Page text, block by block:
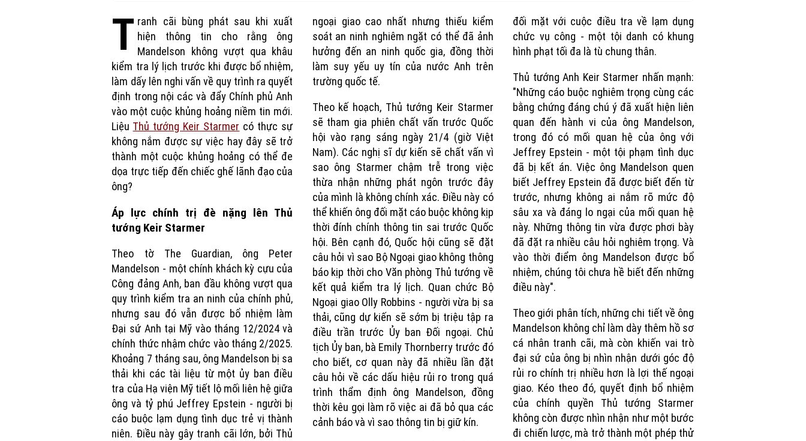
Time
T ranh cãi bùng phát sau khi xuất
hiện thông tin cho rằng ông
Mandelson không vượt qua khâu
kiểm tra lý lịch trước khi được bổ nhiệm,
làm dấy lên nghi vấn về quy trình ra quyết
định trong nội các và đẩy Chính phủ Anh
vào một cuộc khủng hoảng niềm tin mới.
Liệu Thủ tướng Keir Starmer có thực sự
không nắm được sự việc hay đây sẽ trở
thành một cuộc khủng hoảng có thể đe
dọa trực tiếp đến chiếc ghế lãnh đạo của
ông?
Áp lực chính trị đè nặng lên Thủ
tướng Keir Starmer
Theo tờ The Guardian, ông Peter
Mandelson - một chính khách kỳ cựu của
Công đảng Anh, ban đầu không vượt qua
quy trình kiểm tra an ninh của chính phủ,
nhưng sau đó vẫn được bổ nhiệm làm
Đại sứ Anh tại Mỹ vào tháng 12/2024 và
chính thức nhậm chức vào tháng 2/2025.
Khoảng 7 tháng sau, ông Mandelson bị sa
thải khi các tài liệu từ một ủy ban điều
tra của Hạ viện Mỹ tiết lộ mối liên hệ giữa
ông và tỷ phú Jeffrey Epstein - người bị
cáo buộc lạm dụng tình dục trẻ vị thành
niên. Điều này gây tranh cãi lớn, bởi Thủ
ngoại giao cao nhất nhưng thiếu kiểm
soát an ninh nghiêm ngặt có thể đã ảnh
hưởng đến an ninh quốc gia, đồng thời
làm suy yếu uy tín của nước Anh trên
trường quốc tế.
Theo kế hoạch, Thủ tướng Keir Starmer
sẽ tham gia phiên chất vấn trước Quốc
hội vào rạng sáng ngày 21/4 (giờ Việt
Nam). Các nghị sĩ dự kiến sẽ chất vấn vì
sao ông Starmer chậm trễ trong việc
thừa nhận những phát ngôn trước đây
của mình là không chính xác. Điều này có
thể khiến ông đối mặt cáo buộc không kịp
thời đính chính thông tin sai trước Quốc
hội. Bên cạnh đó, Quốc hội cũng sẽ đặt
câu hỏi vì sao Bộ Ngoại giao không thông
báo kịp thời cho Văn phòng Thủ tướng về
kết quả kiểm tra lý lịch. Quan chức Bộ
Ngoại giao Olly Robbins - người vừa bị sa
thải, cũng dự kiến sẽ sớm bị triệu tập ra
điều trần trước Ủy ban Đối ngoại. Chủ
tịch Ủy ban, bà Emily Thornberry trước đó
cho biết, cơ quan này đã nhiều lần đặt
câu hỏi về các dấu hiệu rủi ro trong quá
trình thẩm định ông Mandelson, đồng
thời kêu gọi làm rõ việc ai đã bỏ qua các
cảnh báo và vì sao thông tin bị giữ kín.
đối mặt với cuộc điều tra về lạm dụng
chức vụ công - một tội danh có khung
hình phạt tối đa là tù chung thân.
Thủ tướng Anh Keir Starmer nhấn mạnh:
"Những cáo buộc nghiêm trọng cùng các
bằng chứng đáng chú ý đã xuất hiện liên
quan đến hành vi của ông Mandelson,
trong đó có mối quan hệ của ông với
Jeffrey Epstein - một tội phạm tình dục
đã bị kết án. Việc ông Mandelson quen
biết Jeffrey Epstein đã được biết đến từ
trước, nhưng không ai nắm rõ mức độ
sâu xa và đáng lo ngại của mối quan hệ
này. Những thông tin vừa được phơi bày
đã đặt ra nhiều câu hỏi nghiêm trọng. Và
vào thời điểm ông Mandelson được bổ
nhiệm, chúng tôi chưa hề biết đến những
điều này".
Theo giới phân tích, những chi tiết về ông
Mandelson không chỉ làm dày thêm hồ sơ
cá nhân tranh cãi, mà còn khiến vai trò
đại sứ của ông bị nhìn nhận dưới góc độ
rủi ro chính trị nhiều hơn là lợi thế ngoại
giao. Kéo theo đó, quyết định bổ nhiệm
của chính quyền Thủ tướng Starmer
không còn được nhìn nhận như một bước
đi chiến lược, mà trở thành một phép thử